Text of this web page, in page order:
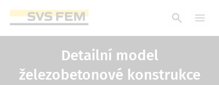
hlavnímu
Detailní model
železobetonové konstrukce